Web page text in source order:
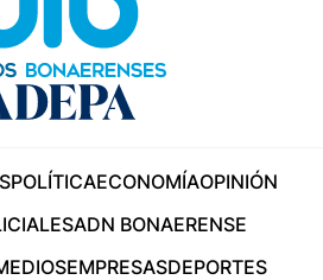
POLÍTICAECONOMÍAOPINIÓN
ADN BONAERENSE
EMPRESASDEPORTES